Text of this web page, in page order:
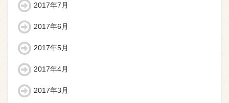
2017年7月
2017年6月
2017年5月
2017年4月
2017年3月